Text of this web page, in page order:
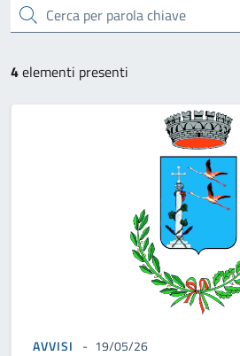
cerca
4elementi presenti
AVVISI 19/05/26